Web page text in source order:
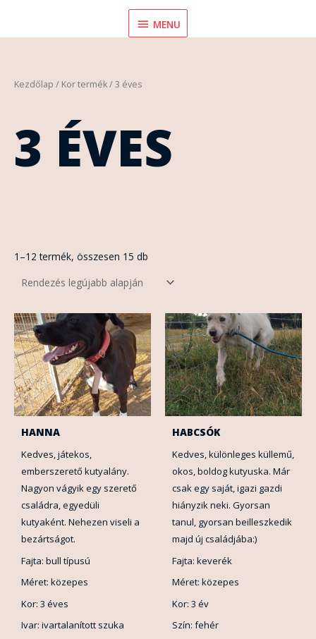
MENU
MENU
Kezdőlap / Kor termék / 3 éves
3 ÉVES
1–12 termék, összesen 15 db
HANNA
Kedves, játekos,
emberszerető kutyalány.
Nagyon vágyik egy szerető
családra, egyedüli
kutyaként. Nehezen viseli a
bezártságot.
Fajta: bull típusú
Méret: közepes
Kor: 3 éves
Ivar: ivartalanított szuka
HABCSÓK
Kedves, különleges küllemű,
okos, boldog kutyuska. Már
csak egy saját, igazi gazdi
hiányzik neki. Gyorsan
tanul, gyorsan beilleszkedik
majd új családjába:)
Fajta: keverék
Méret: közepes
Kor: 3 év
Szín: fehér